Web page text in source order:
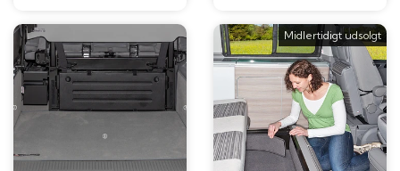
Midlertidigt udsolgt